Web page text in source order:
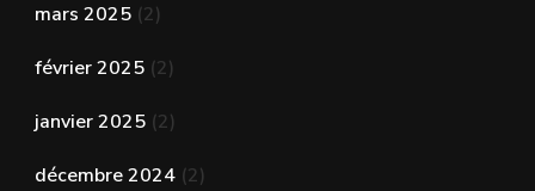
mars 2025 (2)
février 2025 (2)
janvier 2025 (2)
décembre 2024 (2)